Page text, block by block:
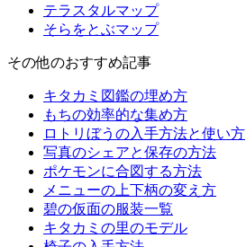
テラスタルマップ
そらをとぶマップ
その他のおすすめ記事
キタカミ図鑑の埋め方
もちの効率的な集め方
ロトリぼうの入手方法と使い方
写真のシェアと保存の方法
ポケモンに合図する方法
メニューの上下柄の変え方
碧の仮面の服装一覧
キタカミの里のモデル